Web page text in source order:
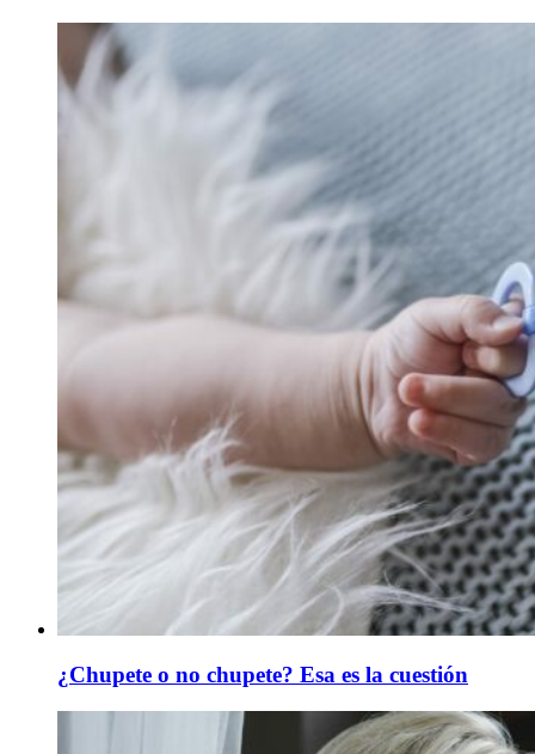
¿Chupete o no chupete? Esa es la cuestión